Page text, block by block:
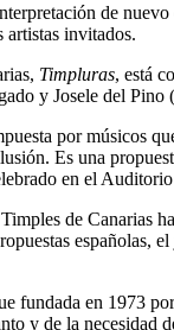
de
artistas invitados.
Timpluras, está
y Josele del
por músicos
Es una
en el
de Canarias
españolas,
fundada en 1973
y de la necesidad